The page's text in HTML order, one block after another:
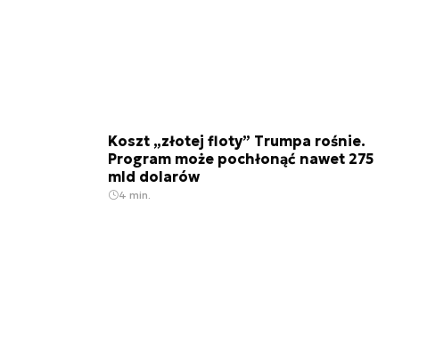
Koszt „złotej floty” Trumpa rośnie.
Program może pochłonąć nawet 275
mld dolarów
4 min.